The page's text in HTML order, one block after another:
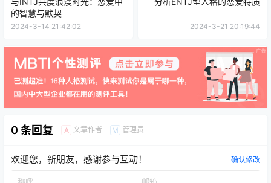
的智慧与默契
2024-3-14 21:42:02 2024-3-21 20:19:44
0 条回复 A 文章作者 M 管理员
欢迎您，新朋友，感谢参与互动！ 确认修改